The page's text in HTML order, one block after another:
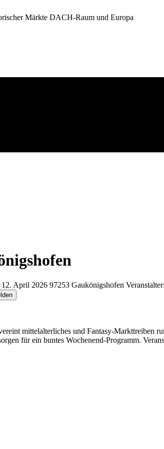
Märkte DACH-Raum und Europa
12. April 2026 97253 Gaukönigshofen
mittelalterliches und Fantasy-Markttreiben
für ein buntes Wochenend-Programm.